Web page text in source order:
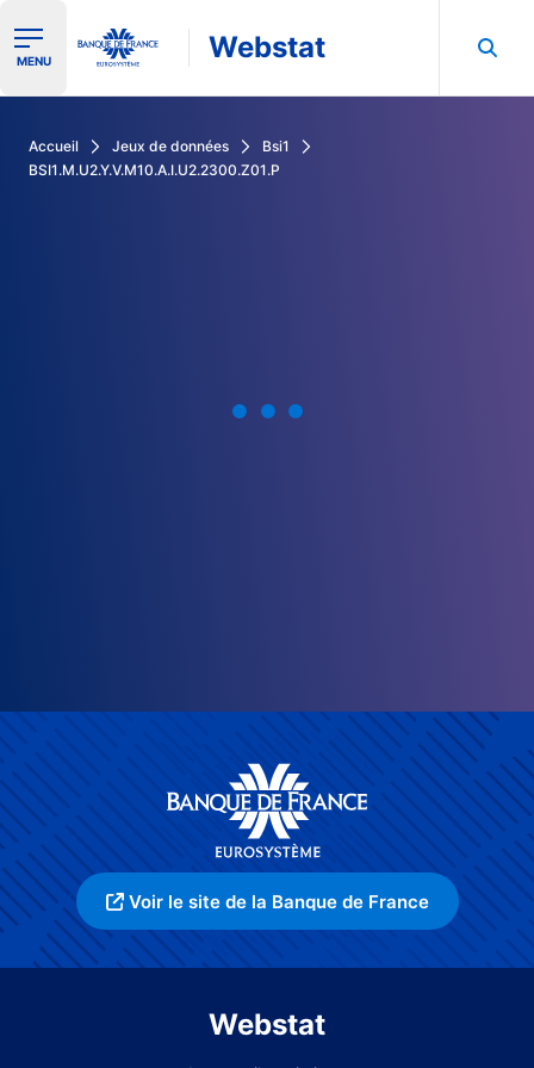
Ouvrir le menu de navigation
MENU Webstat
Accueil Jeux de données
Bsi1
BSI1.M.U2.Y.V.M10.A.I.U2.2300.Z01.P
Voir le site de la Banque de France
Webstat